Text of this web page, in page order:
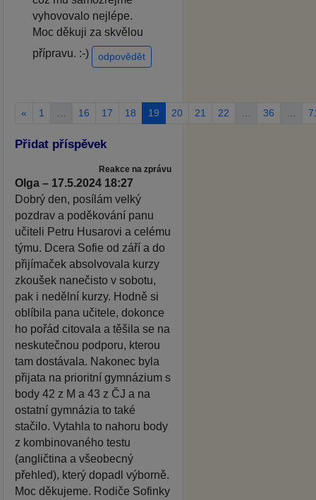
vyhovovalo nejlépe.
Moc děkuji za skvělou
přípravu. :-)
odpovědět
« 1 16 17 18 19 20 21 22 36
Přidat příspěvek
Reakce na zprávu
Olga – 17.5.2024 18:27
Dobrý den, posílám velký
pozdrav a poděkování panu
učiteli Petru Husarovi a celému
týmu. Dcera Sofie od září a do
přijímaček absolvovala kurzy
zkoušek nanečisto v sobotu,
pak i nedělní kurzy. Hodně si
oblíbila pana učitele, dokonce
ho pořád citovala a těšila se na
neskutečnou podporu, kterou
tam dostávala. Nakonec byla
přijata na prioritní gymnázium s
body 42 z M a 43 z ČJ a na
ostatní gymnázia to také
stačilo. Vytahla to nahoru body
z kombinovaného testu
(angličtina a všeobecný
přehled), který dopadl výborně.
Moc děkujeme. Rodiče Sofinky